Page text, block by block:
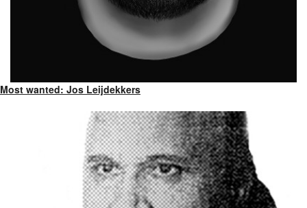
Most wanted: Jos Leijdekkers